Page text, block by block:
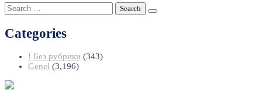
Search
for:
Categories
! Без рубрики (343)
Genel (3,196)